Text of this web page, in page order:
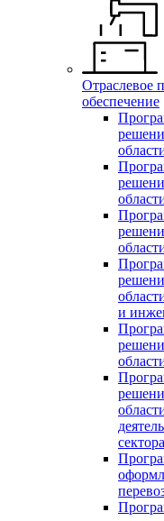
Отраслевое
обеспечение
и
сектора